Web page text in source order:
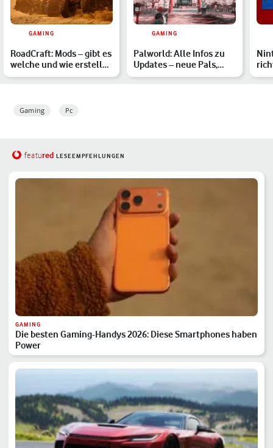
GAMING
RoadCraft: Mods – gibt es
welche und wie erstelle
ich eigene?
GAMING
Palworld: Alle Infos zu
Updates – neue Pals,
Gebiete, Bosse und m…
Gaming Pc
featured LESEEMPFEHLUNGEN
GAMING
Die besten Gaming-Handys 2026: Diese Smartphones haben
Power